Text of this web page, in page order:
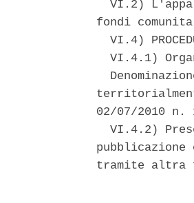
VI.2)
fondi
VI.4)
VI.4.1)
02/07/2010 n.
VI.4.2)
tramite altra